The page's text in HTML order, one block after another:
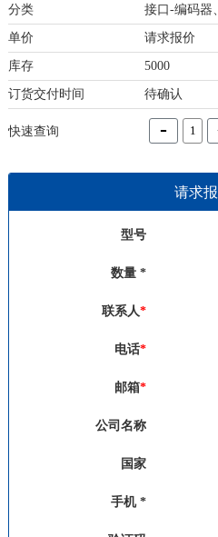
分类 接口-编码器
单价 请求报价
库存 5000
订货交付时间 待确认
快速查询 -
请求
型号
数量 *
联系人*
电话*
邮箱*
公司名称
国家
手机 *